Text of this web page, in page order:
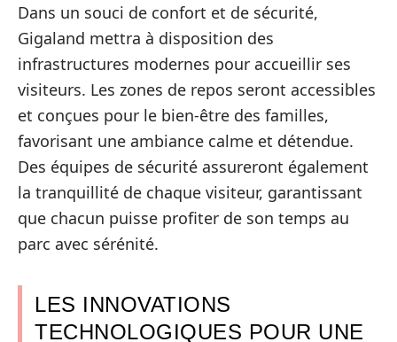
Dans un souci de confort et de sécurité,
Gigaland mettra à disposition des
infrastructures modernes pour accueillir ses
visiteurs. Les zones de repos seront accessibles
et conçues pour le bien-être des familles,
favorisant une ambiance calme et détendue.
Des équipes de sécurité assureront également
la tranquillité de chaque visiteur, garantissant
que chacun puisse profiter de son temps au
parc avec sérénité.
LES INNOVATIONS
TECHNOLOGIQUES POUR UNE